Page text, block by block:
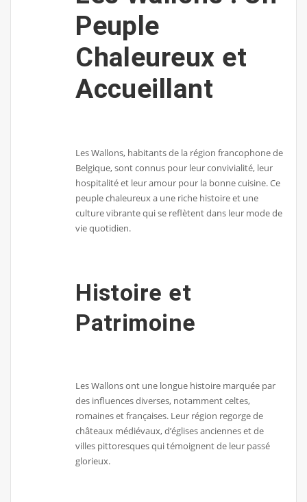
Peuple
Chaleureux et
Accueillant
Les Wallons, habitants de la région francophone de
Belgique, sont connus pour leur convivialité, leur
hospitalité et leur amour pour la bonne cuisine. Ce
peuple chaleureux a une riche histoire et une
culture vibrante qui se reflètent dans leur mode de
vie quotidien.
Histoire et
Patrimoine
Les Wallons ont une longue histoire marquée par
des influences diverses, notamment celtes,
romaines et françaises. Leur région regorge de
châteaux médiévaux, d’églises anciennes et de
villes pittoresques qui témoignent de leur passé
glorieux.